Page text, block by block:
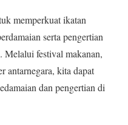
memperkuat ikatan
serta pengertian
Melalui festival makanan,
antarnegara, kita dapat
dan pengertian di